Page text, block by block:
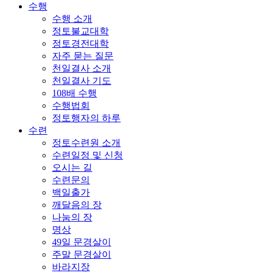
수행
수행 소개
정토불교대학
정토경전대학
자주 묻는 질문
천일결사 소개
천일결사 기도
108배 수행
수행법회
정토행자의 하루
수련
정토수련원 소개
수련일정 및 신청
오시는 길
수련문의
백일출가
깨달음의 장
나눔의 장
명상
49일 문경살이
주말 문경살이
바라지장